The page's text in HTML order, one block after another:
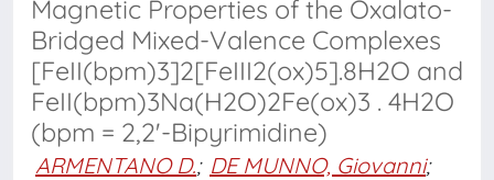
Magnetic Properties of the Oxalato-
Bridged Mixed-Valence Complexes
[FeII(bpm)3]2[FeIII2(ox)5].8H2O and
FeII(bpm)3Na(H2O)2Fe(ox)3 . 4H2O
(bpm = 2,2'-Bipyrimidine)
ARMENTANO D.; DE MUNNO, Giovanni;